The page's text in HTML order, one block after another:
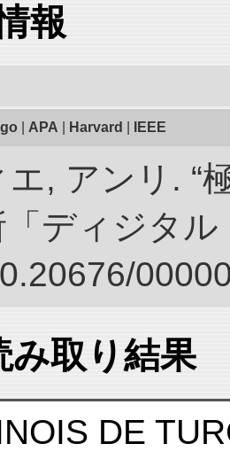
報
APA Harvard IEEE
エ, アンリ. “
ディジタ
み取り結果
DE